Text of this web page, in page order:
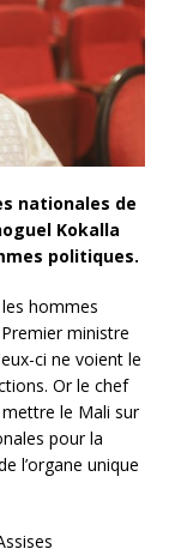
nationales de
Kokalla
politiques.
hommes
ministre
ci ne voient le
Or le chef
le Mali sur
pour la
l’organe unique